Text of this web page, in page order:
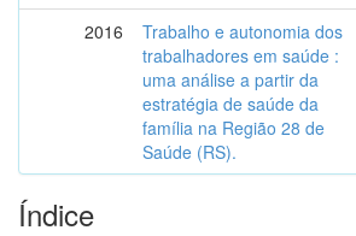
2016
Trabalho e autonomia dos
trabalhadores em saúde :
uma análise a partir da
estratégia de saúde da
família na Região 28 de
Saúde (RS).
Índice